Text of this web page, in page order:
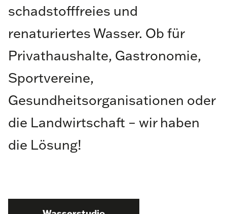
schadstofffreies und
renaturiertes Wasser. Ob für
Privathaushalte, Gastronomie,
Sportvereine,
Gesundheitsorganisationen oder
die Landwirtschaft – wir haben
die Lösung!